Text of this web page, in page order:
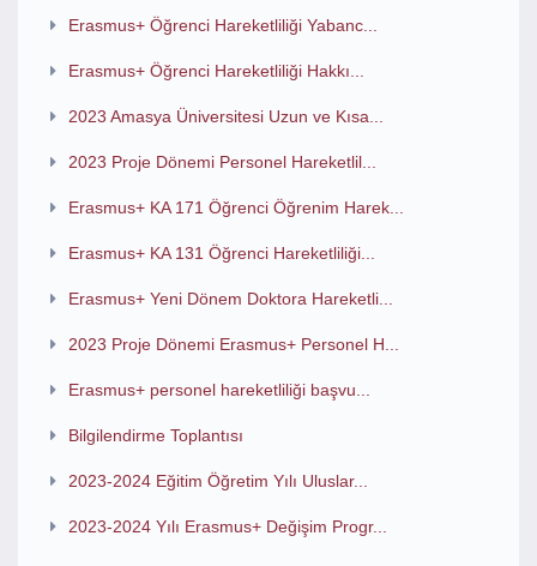
Erasmus+ Öğrenci Hareketliliği Yabanc...
Erasmus+ Öğrenci Hareketliliği Hakkı...
2023 Amasya Üniversitesi Uzun ve Kısa...
2023 Proje Dönemi Personel Hareketlil...
Erasmus+ KA 171 Öğrenci Öğrenim Harek...
Erasmus+ KA 131 Öğrenci Hareketliliği...
Erasmus+ Yeni Dönem Doktora Hareketli...
2023 Proje Dönemi Erasmus+ Personel H...
Erasmus+ personel hareketliliği başvu...
Bilgilendirme Toplantısı
2023-2024 Eğitim Öğretim Yılı Uluslar...
2023-2024 Yılı Erasmus+ Değişim Progr...